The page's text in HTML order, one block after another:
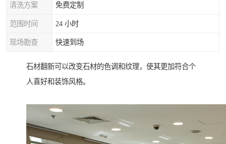
清洗方案 免费定制
范围时间 24 小时
现场勘查 快速到场
石材翻新可以改变石材的色调和纹理，使其更加符合个
人喜好和装饰风格。